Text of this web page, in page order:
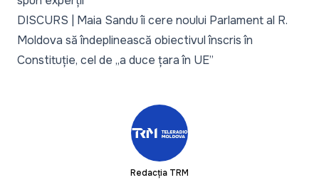
DISCURS | Maia Sandu îi cere noului Parlament al R.
Moldova să îndeplinească obiectivul înscris în
Constituție, cel de „a duce țara în UE”
Redacția TRM